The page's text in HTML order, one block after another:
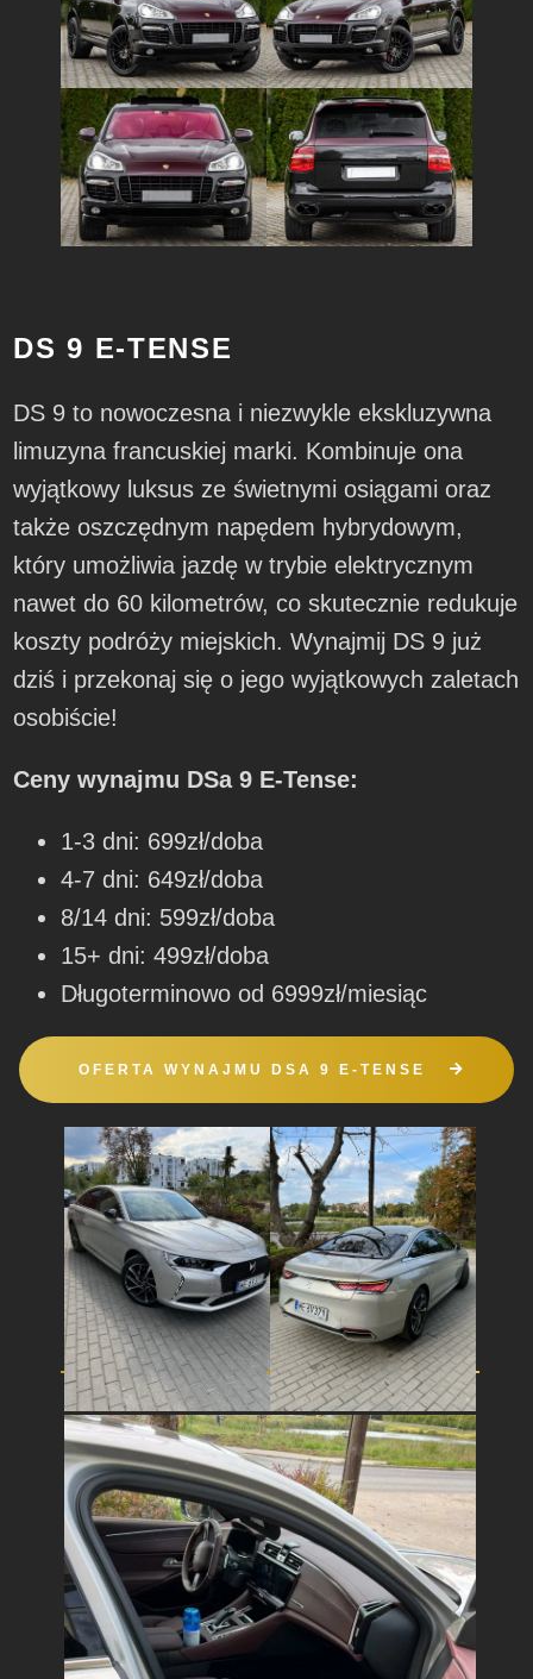
DS 9 E-TENSE
DS 9 to nowoczesna i niezwykle ekskluzywna
limuzyna francuskiej marki. Kombinuje ona
wyjątkowy luksus ze świetnymi osiągami oraz
także oszczędnym napędem hybrydowym,
który umożliwia jazdę w trybie elektrycznym
nawet do 60 kilometrów, co skutecznie redukuje
koszty podróży miejskich. Wynajmij DS 9 już
dziś i przekonaj się o jego wyjątkowych zaletach
osobiście!
Ceny wynajmu DSa 9 E-Tense:
1-3 dni: 699zł/doba
4-7 dni: 649zł/doba
8/14 dni: 599zł/doba
15+ dni: 499zł/doba
Długoterminowo od 6999zł/miesiąc
OFERTA WYNAJMU DSA 9 E-TENSE